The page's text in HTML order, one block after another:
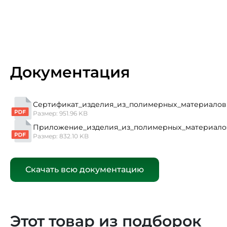
Документация
Сертификат_изделия_из_полимерных_материалов
Размер: 951.96 KB
Размер: 832.10 KB
Скачать всю документацию
Этот товар из подборок